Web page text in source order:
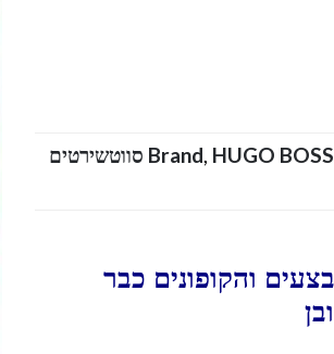
Brand,
HUGO BOSS SWETER MEN סווטשירטים
והקופונים כבר